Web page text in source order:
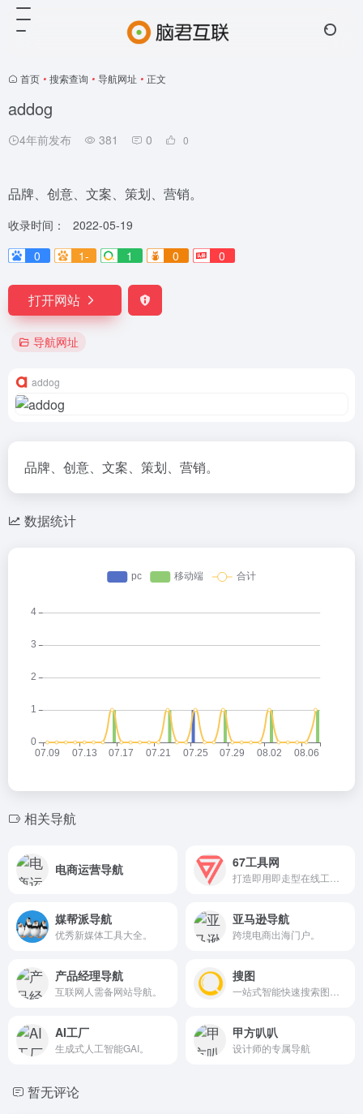
首页 • 搜索查询 • 导航网址 • 正文
addog
4年前发布 381 0 0
品牌、创意、文案、策划、营销。
收录时间：
2022-05-19
0
1- 1 0 0
打开网站
导航网址
addog
品牌、创意、文案、策划、营销。
数据统计
相关导航
电商运营导航 67工具网
媒帮派导航
优秀新媒体工具大全。
亚马逊导航
跨境电商出海门户。
产品经理导航
互联网人需备网站导航。
搜图
AI工厂
生成式人工智能GAI。
甲方叭叭
设计师的专属导航
暂无评论